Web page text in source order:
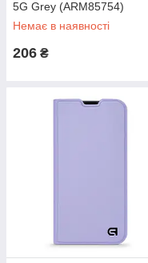
5G Grey (ARM85754)
Немає в наявності
206 ₴